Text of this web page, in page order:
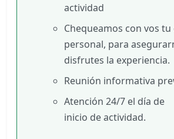
actividad
Chequeamos con vos
personal, para
disfrutes la experiencia.
Reunión informativa
Atención 24/7 el día de
inicio de actividad.